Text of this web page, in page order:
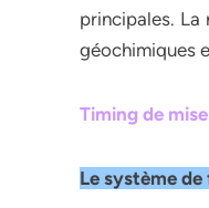
principales.
géochimiques
Timing de
Le système de